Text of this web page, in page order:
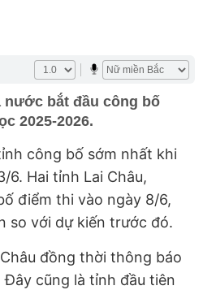
nước bắt đầu công bố
2025-2026.
công bố sớm nhất khi
6. Hai tỉnh Lai Châu,
điểm thi vào ngày 8/6,
so với dự kiến trước đó.
đồng thời thông báo
cũng là tỉnh đầu tiên